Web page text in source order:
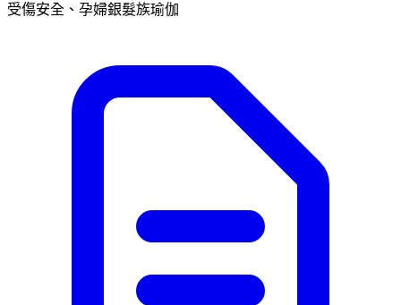
受傷安全、孕婦銀髮族瑜伽